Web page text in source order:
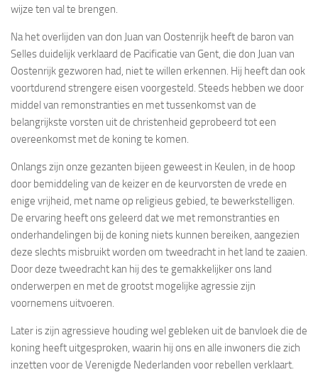
wijze ten val te brengen.
Na het overlijden van don Juan van Oostenrijk heeft de baron van
Selles duidelijk verklaard de Pacificatie van Gent, die don Juan van
Oostenrijk gezworen had, niet te willen erkennen. Hij heeft dan ook
voortdurend strengere eisen voorgesteld. Steeds hebben we door
middel van remonstranties en met tussenkomst van de
belangrijkste vorsten uit de christenheid geprobeerd tot een
overeenkomst met de koning te komen.
Onlangs zijn onze gezanten bijeen geweest in Keulen, in de hoop
door bemiddeling van de keizer en de keurvorsten de vrede en
enige vrijheid, met name op religieus gebied, te bewerkstelligen.
De ervaring heeft ons geleerd dat we met remonstranties en
onderhandelingen bij de koning niets kunnen bereiken, aangezien
deze slechts misbruikt worden om tweedracht in het land te zaaien.
Door deze tweedracht kan hij des te gemakkelijker ons land
onderwerpen en met de grootst mogelijke agressie zijn
voornemens uitvoeren.
Later is zijn agressieve houding wel gebleken uit de banvloek die de
koning heeft uitgesproken, waarin hij ons en alle inwoners die zich
inzetten voor de Verenigde Nederlanden voor rebellen verklaart.